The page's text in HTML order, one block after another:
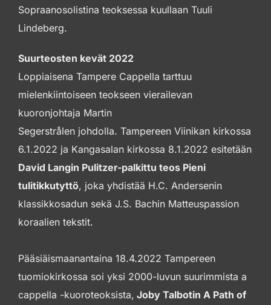
Sopraanosolistina teoksessa kuullaan Tuuli
Lindeberg.
Suurteosten kevät 2022
Loppiaisena Tampere Cappella tarttuu
mielenkiintoiseen teokseen vierailevan
kuoronjohtaja Martin
Segerstrålen johdolla. Tampereen Viinikan kirkossa
6.1.2022 ja Kangasalan kirkossa 8.1.2022 esitetään
David Langin Pulitzer-palkittu teos Pieni
tulitikkutyttö, joka yhdistää H.C. Andersenin
klassikkosadun sekä J.S. Bachin Matteuspassion
koraalien tekstit.
Pääsiäismaanantaina 18.4.2022 Tampereen
tuomiokirkossa soi yksi 2000-luvun suurimmista a
cappella -kuoroteoksista, Joby Talbotin A Path of